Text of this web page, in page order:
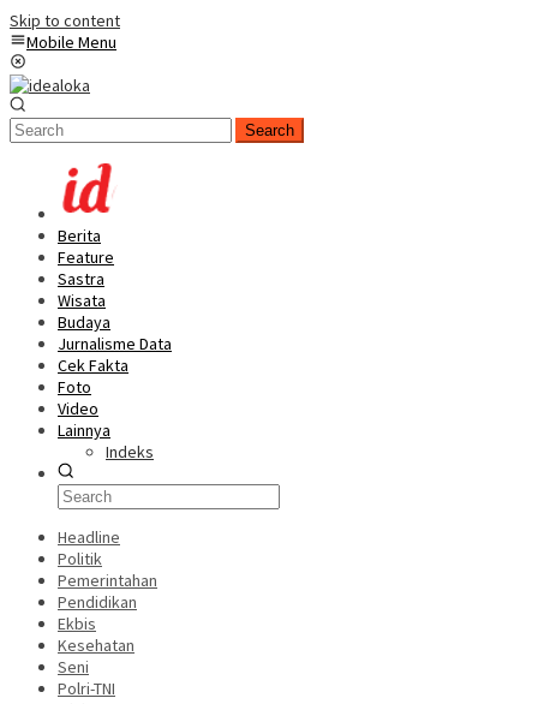
Skip to content
Mobile Menu
Search
Berita
Feature
Sastra
Wisata
Budaya
Jurnalisme Data
Cek Fakta
Foto
Video
Lainnya
Indeks
Headline
Politik
Pemerintahan
Pendidikan
Ekbis
Kesehatan
Seni
Polri-TNI